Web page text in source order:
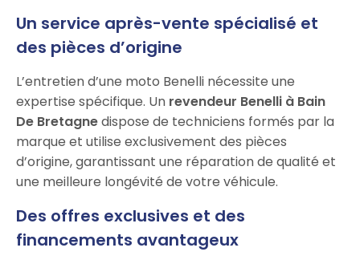
Un service après-vente spécialisé et
des pièces d’origine
L’entretien d’une moto Benelli nécessite une
expertise spécifique. Un revendeur Benelli à Bain
De Bretagnedispose de techniciens formés par la
marque et utilise exclusivement des pièces
d’origine, garantissant une réparation de qualité et
une meilleure longévité de votre véhicule.
Des offres exclusives et des
financements avantageux